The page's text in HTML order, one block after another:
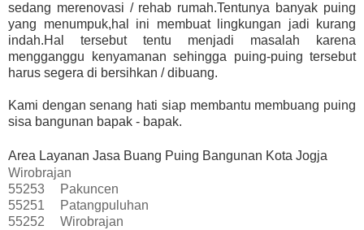
sedang merenovasi / rehab rumah.Tentunya banyak puing
yang menumpuk,hal ini membuat lingkungan jadi kurang
indah.Hal tersebut tentu menjadi masalah karena
mengganggu kenyamanan sehingga puing-puing tersebut
harus segera di bersihkan / dibuang.
Kami dengan senang hati siap membantu membuang puing
sisa bangunan bapak - bapak.
Area Layanan Jasa Buang Puing Bangunan Kota Jogja
Wirobrajan
55253
Pakuncen
55251
Patangpuluhan
55252
Wirobrajan